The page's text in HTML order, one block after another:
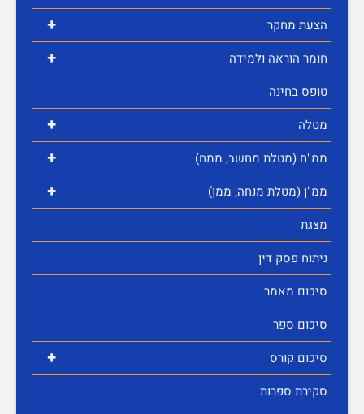
+ הצעת מחקר
+
חומר הוראה ולמידה
טופס בחינה
+ מטלה
+ ממ"ח (מטלת מחשב, ממח)
+
ממ"ן (מטלת מנחה, ממן)
מצגת
ניתוח פסק דין
סיכום מאמר
סיכום ספר
+
סיכום קורס
סקירת ספרות